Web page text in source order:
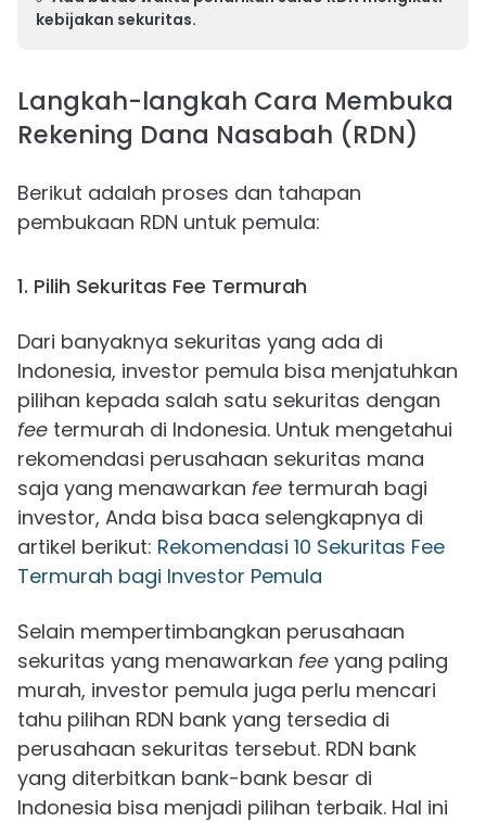
kebijakan sekuritas.
Langkah-langkah Cara Membuka
Rekening Dana Nasabah (RDN)
Berikut adalah proses dan tahapan
pembukaan RDN untuk pemula:
1. Pilih Sekuritas Fee Termurah
Dari banyaknya sekuritas yang ada di
Indonesia, investor pemula bisa menjatuhkan
pilihan kepada salah satu sekuritas dengan
fee termurah di Indonesia. Untuk mengetahui
rekomendasi perusahaan sekuritas mana
saja yang menawarkan fee termurah bagi
investor, Anda bisa baca selengkapnya di
artikel berikut: Rekomendasi 10 Sekuritas Fee
Termurah bagi Investor Pemula
Selain mempertimbangkan perusahaan
sekuritas yang menawarkan fee yang paling
murah, investor pemula juga perlu mencari
tahu pilihan RDN bank yang tersedia di
perusahaan sekuritas tersebut. RDN bank
yang diterbitkan bank-bank besar di
Indonesia bisa menjadi pilihan terbaik. Hal ini